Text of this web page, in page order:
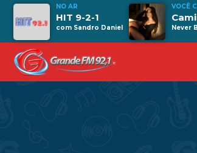
NO AR
HIT 9-2-1
com Sandro Daniel
VOCÊ
Never